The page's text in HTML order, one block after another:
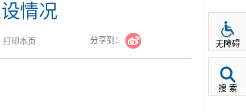
情况
打印本页 分享到： 无障碍
搜 索